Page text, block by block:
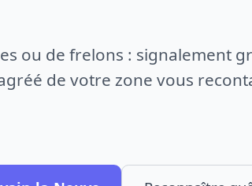
ou de frelons : signalement
de votre zone vous